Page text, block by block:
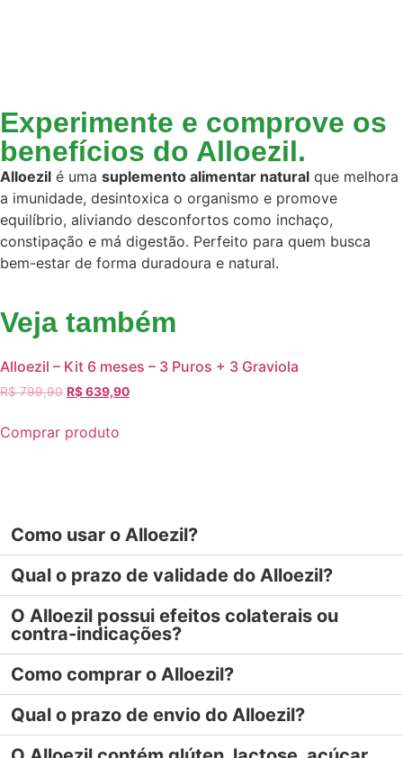
Experimente e comprove os
benefícios do Alloezil.
Alloezil é uma suplemento alimentar natural que melhora
a imunidade, desintoxica o organismo e promove
equilíbrio, aliviando desconfortos como inchaço,
constipação e má digestão. Perfeito para quem busca
bem-estar de forma duradoura e natural.
Veja também
Alloezil – Kit 6 meses – 3 Puros + 3 Graviola
R$799,90 R$639,90
Comprar produto
Como usar o Alloezil?
Qual o prazo de validade do Alloezil?
O Alloezil possui efeitos colaterais ou
contra-indicações?
Como comprar o Alloezil?
Qual o prazo de envio do Alloezil?